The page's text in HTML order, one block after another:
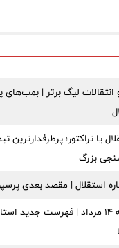
لیگ برتر |
یا تراکتور؛ پرطرفدارترین
استقلال | مقصد بعدی
تعطیلی چهارشنبه ۱۴ مرداد | فهرست